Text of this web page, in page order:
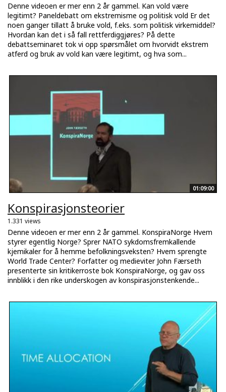
Denne videoen er mer enn 2 år gammel. Kan vold være
legitimt? Paneldebatt om ekstremisme og politisk vold Er det
noen ganger tillatt å bruke vold, f.eks. som politisk virkemiddel?
Hvordan kan det i så fall rettferdiggjøres? På dette
debattseminaret tok vi opp spørsmålet om hvorvidt ekstrem
atferd og bruk av vold kan være legitimt, og hva som...
01:09:00
Konspirasjonsteorier
1.331 views
Denne videoen er mer enn 2 år gammel. KonspiraNorge Hvem
styrer egentlig Norge? Sprer NATO sykdomsfremkallende
kjemikaler for å hemme befolkningsveksten? Hvem sprengte
World Trade Center? Forfatter og medieviter John Færseth
presenterte sin kritikerroste bok KonspiraNorge, og gav oss
innblikk i den rike underskogen av konspirasjonstenkende...